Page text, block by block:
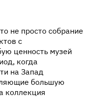
не просто собрание
с
ценность музей
когда
на Запад
большую
коллекция